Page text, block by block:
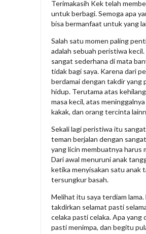
a
M
o
m
e
n
t
P
n
t
i
n
d
a
l
Terimakasih Kek telah
untuk berbagi. Semoga apa
bisa bermanfaat untuk yang
Salah satu momen paling
adalah sebuah peristiwa
sangat sederhana di mata
tidak bagi saya. Karena dari
berdamai dengan takdir yang
hidup. Terutama atas
masa kecil, atas
kakak, dan orang tercinta
Sekali lagi peristiwa itu
teman berjalan dengan
yang licin membuatnya harus
Dari awal menuruni anak
ketika menyisakan satu anak
tersungkur basah.
Melihat itu saya terdiam lama.
takdirkan selamat pasti
celaka pasti celaka. Apa
pasti menimpa, dan begitu